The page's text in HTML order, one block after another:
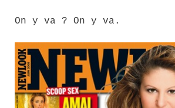
On y va ? On y va.